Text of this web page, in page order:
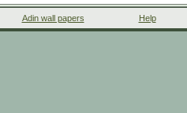
Adin wall papers Help